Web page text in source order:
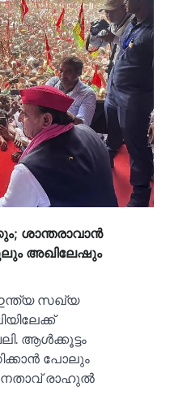
ശാന്തരാവാൻ
അഖിലേഷും
സഖ്യ
ആള്‍ക്കൂട്ടം
പോലും
രാഹുല്‍